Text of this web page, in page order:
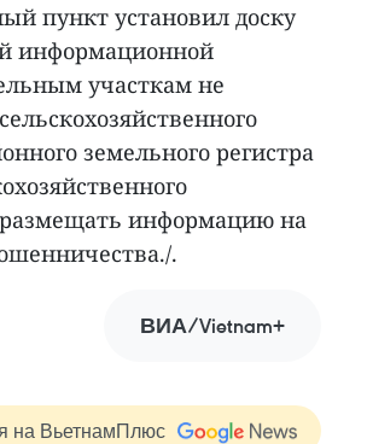
пункт установил доску
информационной
участкам не
земельного регистра
информацию на
.
ВИА/Vietnam+
на ВьетнамПлюс